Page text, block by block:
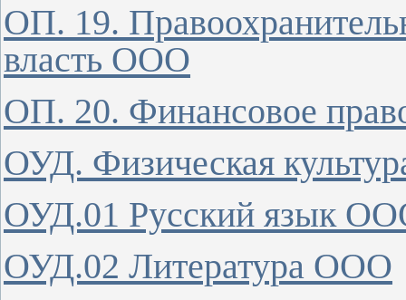
ОП. 19.
власть ООО
ОП. 20. Финансовое
ОУД. Физическая
ОУД.01 Русский язык
ОУД.02 Литература ООО